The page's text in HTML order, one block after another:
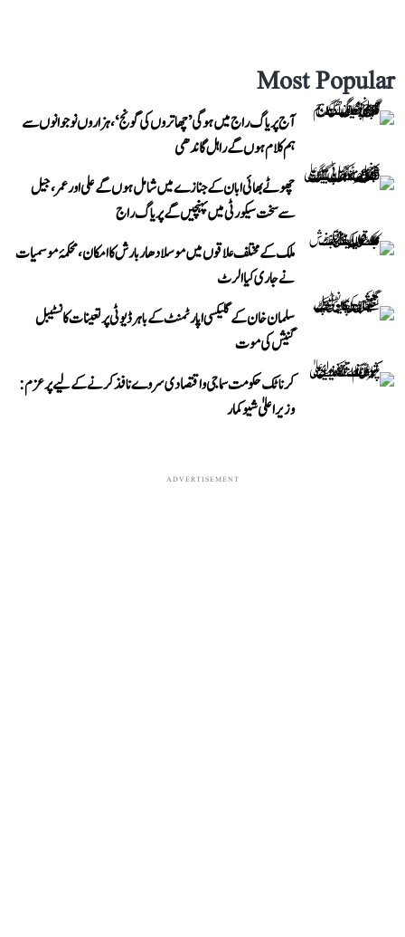
Most Popular
آج پریاگ راج میں ہوگی ’چھاتروں کی گونج‘، ہزاروں نوجوانوں سے
ہم کلام ہوں گے راہل گاندھی
چھوٹے بھائی ابان کے جنازے میں شامل ہوں گے علی اور عمر، جیل
سے سخت سیکورٹی میں پہنچیں گے پریاگ راج
ملک کے مختلف علاقوں میں موسلادھار بارش کا امکان، محکمۂ موسمیات
نے جاری کیا الرٹ
سلمان خان کے گلیکسی اپارٹمنٹ کے باہر ڈیوٹی پر تعینات کانسٹیبل
گنیش کی موت
کرناٹک حکومت سماجی و اقتصادی سروے نافذ کرنے کے لیے پرعزم:
وزیر اعلیٰ شیوکمار
ADVERTISEMENT